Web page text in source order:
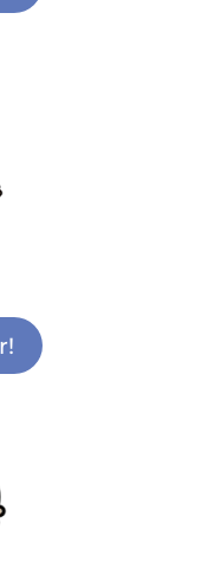
Alcobendas